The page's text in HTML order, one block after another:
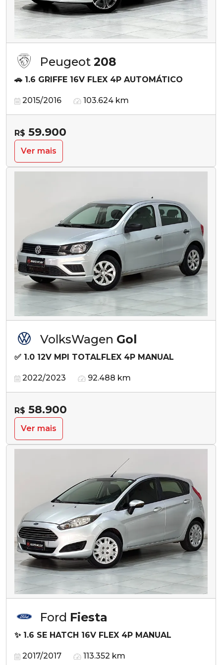
Peugeot 208
🚗 1.6 GRIFFE 16V FLEX 4P AUTOMÁTICO
2015/2016 103.624 km
R$ 59.900
Ver mais
VolksWagen Gol
✅ 1.0 12V MPI TOTALFLEX 4P MANUAL
2022/2023 92.488 km
R$ 58.900
Ver mais
Ford Fiesta
✨ 1.6 SE HATCH 16V FLEX 4P MANUAL
2017/2017 113.352 km